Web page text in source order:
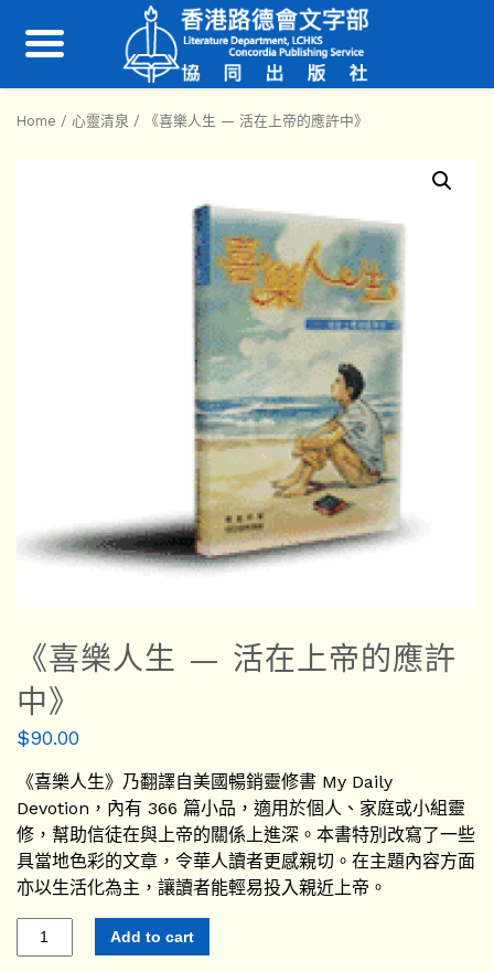
Home / 心靈清泉 / 《喜樂人生 — 活在上帝的應許中》
《喜樂人生 — 活在上帝的應許
中》
$90.00
《喜樂人生》乃翻譯自美國暢銷靈修書 My Daily
Devotion，內有 366 篇小品，適用於個人、家庭或小組靈
修，幫助信徒在與上帝的關係上進深。本書特別改寫了一些
具當地色彩的文章，令華人讀者更感親切。在主題內容方面
亦以生活化為主，讓讀者能輕易投入親近上帝。
Add to cart